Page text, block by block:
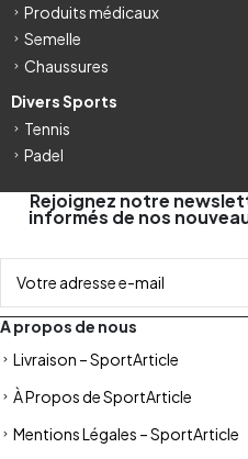
Produits médicaux
Semelle
Chaussures
Divers Sports
Tennis
Padel
Rejoignez notre
informés de nos
A propos de nous
Livraison – SportArticle
À Propos de SportArticle
Mentions Légales – SportArticle